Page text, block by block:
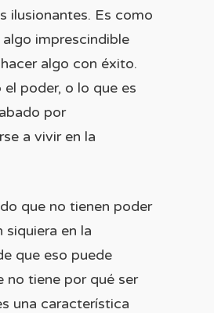
ilusionantes. Es como
imprescindible
hacer algo con éxito.
el poder, o lo que es
por
a vivir en la
que no tienen poder
siquiera en la
que eso puede
no tiene por qué ser
una característica